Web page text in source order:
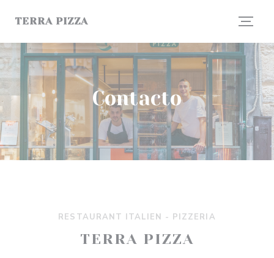
TERRA PIZZA
Contacto
RESTAURANT ITALIEN - PIZZERIA
TERRA PIZZA